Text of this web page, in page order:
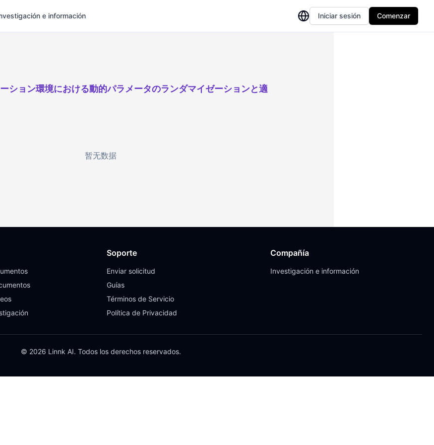
e información Iniciar sesión Comenzar
ション環境における動的パラメータのランダマイゼーションと適
暂无数据
Soporte
Enviar solicitud
Guías
Términos de Servicio
Política de Privacidad
Compañía
Investigación e información
© 2026 Linnk AI. Todos los derechos reservados.